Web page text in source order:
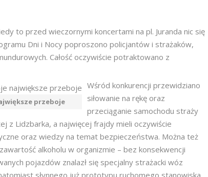
to przed wieczornymi koncertami na pl. Juranda nic się
Dni i Nocy poproszono policjantów i strażaków,
Całość oczywiście potraktowano z
przeboje
Wśród konkurencji przewidziano
siłowanie na rękę oraz
przeciąganie samochodu straży
z Lidzbarka, a najwięcej frajdy mieli oczywiście
oraz wiedzy na temat bezpieczeństwa. Można też
alkoholu w organizmie – bez konsekwencji
pojazdów znalazł się specjalny strażacki wóz
słynnego już prototypu ruchomego stanowiska